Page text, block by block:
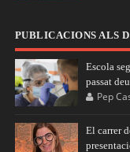
PUBLICACIONS ALS
Escola
passat
Pep
El carrer